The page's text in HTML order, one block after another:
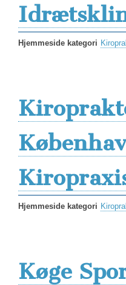
Hjemmeside kategori
Hjemmeside kategori
Køge